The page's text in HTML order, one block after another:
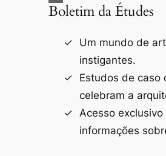
Boletim da Études
Um mundo de
instigantes.
Estudos de caso
celebram a
Acesso exclusivo
informações